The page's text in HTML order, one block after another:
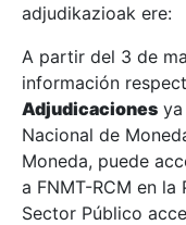
Erakutsi/Ezkutatu
Erakutsi/Ezkutatu
Erakutsi/Ezkutatu
adjudikazioak ere:
A partir del 3 de
información
Adjudicaciones
Nacional de
Moneda, puede
a FNMT-RCM en
Sector Público